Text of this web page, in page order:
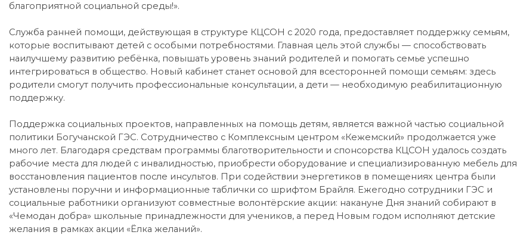
благоприятной социальной среды!».
Служба ранней помощи, действующая в структуре КЦСОН с 2020 года, предоставляет поддержку семьям,
которые воспитывают детей с особыми потребностями. Главная цель этой службы — способствовать
наилучшему развитию ребёнка, повышать уровень знаний родителей и помогать семье успешно
интегрироваться в общество. Новый кабинет станет основой для всесторонней помощи семьям: здесь
родители смогут получить профессиональные консультации, а дети — необходимую реабилитационную
поддержку.
Поддержка социальных проектов, направленных на помощь детям, является важной частью социальной
политики Богучанской ГЭС. Сотрудничество с Комплексным центром «Кежемский» продолжается уже
много лет. Благодаря средствам программы благотворительности и спонсорства КЦСОН удалось создать
рабочие места для людей с инвалидностью, приобрести оборудование и специализированную мебель для
восстановления пациентов после инсультов. При содействии энергетиков в помещениях центра были
установлены поручни и информационные таблички со шрифтом Брайля. Ежегодно сотрудники ГЭС и
социальные работники организуют совместные волонтёрские акции: накануне Дня знаний собирают в
«Чемодан добра» школьные принадлежности для учеников, а перед Новым годом исполняют детские
желания в рамках акции «Ёлка желаний».